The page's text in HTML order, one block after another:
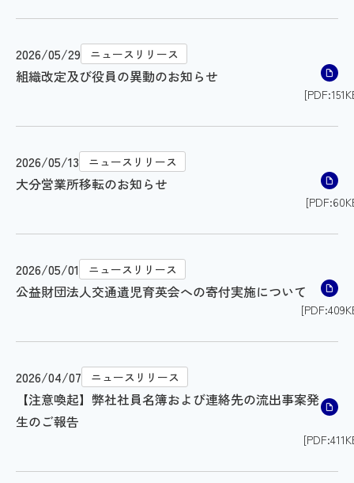
2026/05/29 ニュースリリース
組織改定及び役員の異動のお知らせ
2026/05/13 ニュースリリース
大分営業所移転のお知らせ
2026/05/01 ニュースリリース
公益財団法人交通遺児育英会への寄付実施について
2026/04/07 ニュースリリース
【注意喚起】弊社社員名簿および連絡先の流出事案発
生のご報告